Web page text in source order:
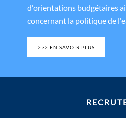
d'orientations budgétaires
concernant la politique de
>>> EN SAVOIR PLUS